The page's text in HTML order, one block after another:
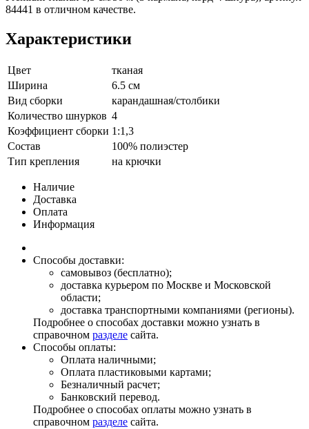
84441 в отличном качестве.
Характеристики
Цвет
тканая
Ширина
6.5 см
Вид сборки
карандашная/столбики
Количество шнурков 4
Коэффициент сборки 1:1,3
Состав
100% полиэстер
Тип крепления
на крючки
Наличие
Доставка
Оплата
Информация
Способы доставки:
самовывоз (бесплатно);
доставка курьером по Москве и Московской
области;
доставка транспортными компаниями (регионы).
Подробнее о способах доставки можно узнать в
справочном разделе сайта.
Способы оплаты:
Оплата наличными;
Оплата пластиковыми картами;
Безналичный расчет;
Банковский перевод.
Подробнее о способах оплаты можно узнать в
справочном разделе сайта.